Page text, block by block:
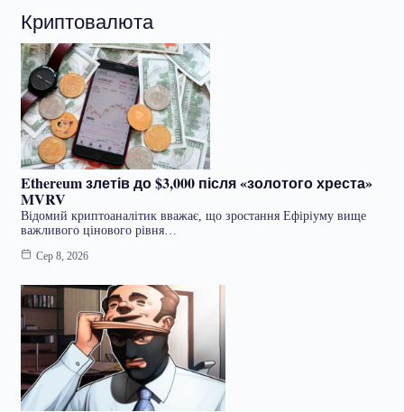
Криптовалюта
Ethereum злетів до $3,000 після «золотого хреста»
MVRV
Відомий криптоаналітик вважає, що зростання Ефіріуму вище
важливого цінового рівня…
Сер 8, 2026